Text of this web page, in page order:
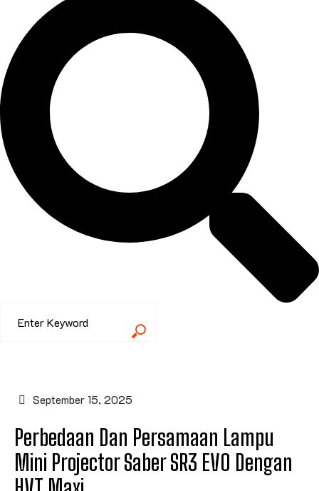
September 15, 2025
Perbedaan Dan Persamaan Lampu
Mini Projector Saber SR3 EVO Dengan